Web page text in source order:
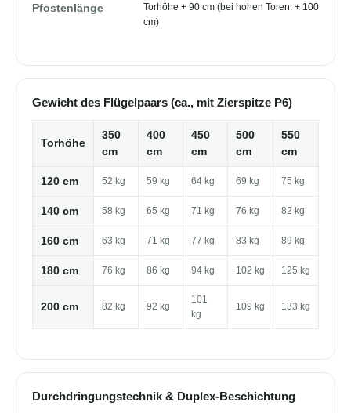
Pfostenlänge
Torhöhe + 90 cm (bei hohen Toren: + 100
cm)
Gewicht des Flügelpaars (ca., mit Zierspitze P6)
Torhöhe
350
cm
400
cm
450
cm
500
cm
550
cm
120 cm 52 kg 59 kg 64 kg 69 kg 75 kg
140 cm 58 kg 65 kg 71 kg 76 kg 82 kg
160 cm 63 kg 71 kg 77 kg 83 kg 89 kg
180 cm 76 kg 86 kg 94 kg 102 kg 125 kg
200 cm 82 kg 92 kg
101
kg
109 kg 133 kg
Durchdringungstechnik & Duplex-Beschichtung